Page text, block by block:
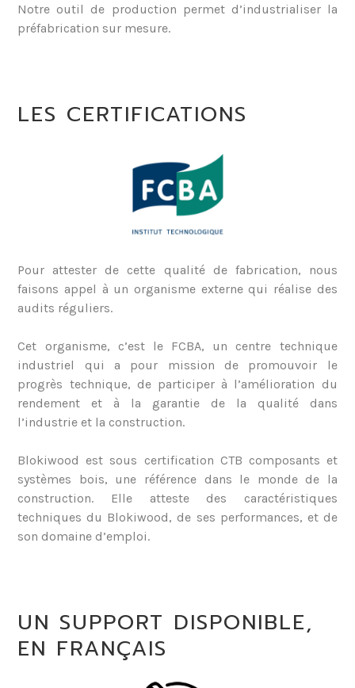
Notre outil de production permet d’industrialiser la
préfabrication sur mesure.
LES CERTIFICATIONS
Pour attester de cette qualité de fabrication, nous
faisons appel à un organisme externe qui réalise des
audits réguliers.
Cet organisme, c’est le FCBA, un centre technique
industriel qui a pour mission de promouvoir le
progrès technique, de participer à l’amélioration du
rendement et à la garantie de la qualité dans
l’industrie et la construction.
Blokiwood est sous certification CTB composants et
systèmes bois, une référence dans le monde de la
construction. Elle atteste des caractéristiques
techniques du Blokiwood, de ses performances, et de
son domaine d’emploi.
UN SUPPORT DISPONIBLE,
EN FRANÇAIS